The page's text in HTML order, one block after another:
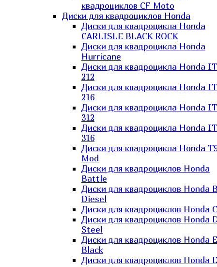
квадроциклов CF Moto
Диски для квадроциклов Honda
Диски для квадроцикла Honda
CARLISLE BLACK ROCK
Диски для квадроцикла Honda
Hurricane
Диски для квадроцикла Honda
212
Диски для квадроцикла Honda
216
Диски для квадроцикла Honda
312
Диски для квадроцикла Honda
316
Диски для квадроцикла Honda
Mod
Диски для квадроциклов Honda
Battle
Диски для квадроциклов Honda
Diesel
Диски для квадроциклов Honda
Диски для квадроциклов Honda
Steel
Диски для квадроциклов Honda
Black
Диски для квадроциклов Honda